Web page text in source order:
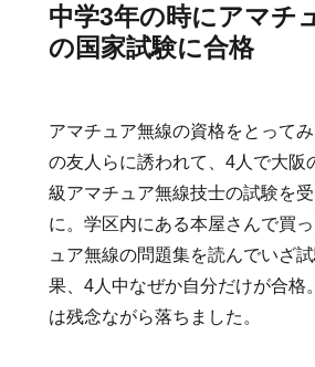
中学3年の時にアマチ
の国家試験に合格
アマチュア無線の資格をとって
の友人らに誘われて、4人で大阪
級アマチュア無線技士の試験を
に。学区内にある本屋さんで買
ュア無線の問題集を読んでいざ
果、4人中なぜか自分だけが合格
は残念ながら落ちました。